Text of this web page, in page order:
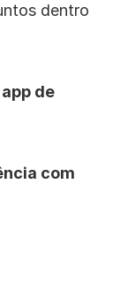
dentro
app de
com